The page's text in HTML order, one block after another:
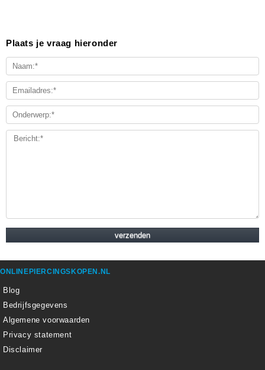
Plaats je vraag hieronder
ONLINEPIERCINGSKOPEN.NL
Blog
Bedrijfsgegevens
Algemene voorwaarden
Privacy statement
Disclaimer